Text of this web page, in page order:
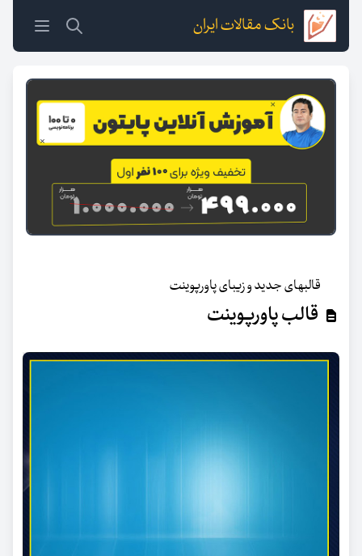
بانک مقالات ایران
قالبهای جدید و زیبای پاورپوینت
قالب پاورپوینت